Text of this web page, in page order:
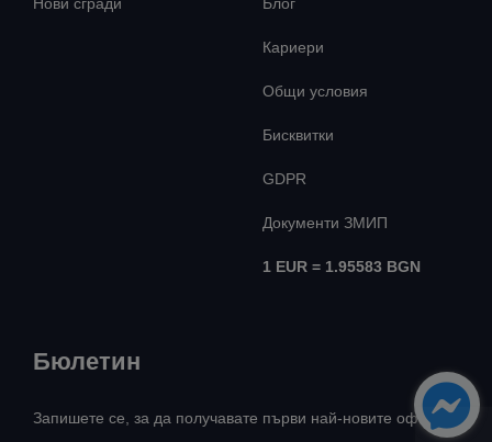
Нови сгради Блог
Кариери
Общи условия
Бисквитки
GDPR
Документи ЗМИП
1 EUR = 1.95583 BGN
Бюлетин
Запишете се, за да получавате първи най-новите оферти